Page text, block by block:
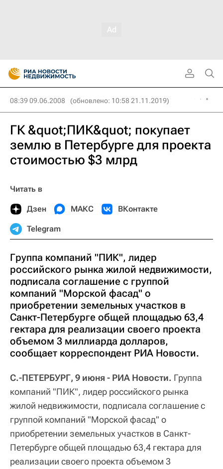
08:39 09.06.2008 (обновлено: 10:58 21.11.2019)
ГК &quot;ПИК&quot; покупает
землю в Петербурге для проекта
стоимостью $3 млрд
Читать в
Дзен МАКС ВКонтакте
Telegram
Группа компаний "ПИК", лидер
российского рынка жилой недвижимости,
подписала соглашение с группой
компаний "Морской фасад" о
приобретении земельных участков в
Санкт-Петербурге общей площадью 63,4
гектара для реализации своего проекта
объемом 3 миллиарда долларов,
сообщает корреспондент РИА Новости.
С.-ПЕТЕРБУРГ, 9 июня - РИА Новости. Группа
компаний "ПИК", лидер российского рынка
жилой недвижимости, подписала соглашение с
группой компаний "Морской фасад" о
приобретении земельных участков в Санкт-
Петербурге общей площадью 63,4 гектара для
реализации своего проекта объемом 3